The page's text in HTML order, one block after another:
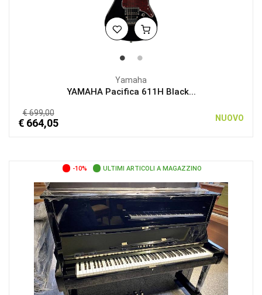
Yamaha
YAMAHA Pacifica 611H Black...
€ 699,00
€ 664,05 NUOVO
-10% ULTIMI ARTICOLI A MAGAZZINO